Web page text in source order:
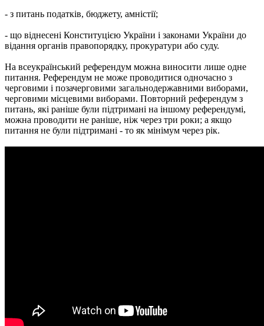
- з питань податків, бюджету, амністії;
- що віднесені Конституцією України і законами України до
відання органів правопорядку, прокуратури або суду.
На всеукраїнський референдум можна виносити лише одне
питання. Референдум не може проводитися одночасно з
черговими і позачерговими загальнодержавними виборами,
черговими місцевими виборами. Повторний референдум з
питань, які раніше були підтримані на іншому референдумі,
можна проводити не раніше, ніж через три роки; а якщо
питання не були підтримані - то як мінімум через рік.